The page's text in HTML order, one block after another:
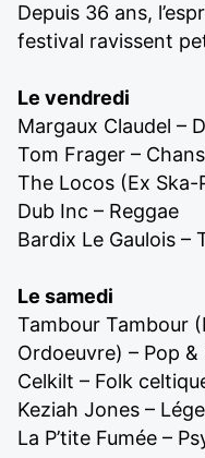
Depuis 36 ans,
festival ravissent
Le vendredi
Margaux Claudel –
Tom Frager –
The Locos (Ex Ska-
Dub Inc – Reggae
Bardix Le Gaulois –
Le samedi
Tambour Tambour
Ordoeuvre) – Pop
Celkilt – Folk
Keziah Jones –
La P’tite Fumée –